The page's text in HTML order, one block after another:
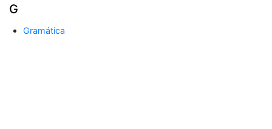
G
Gramática